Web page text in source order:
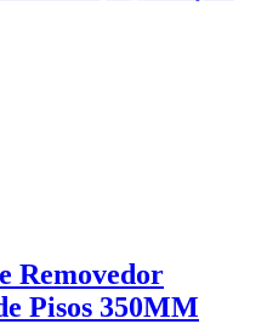
Removedor
Pisos 350MM